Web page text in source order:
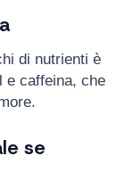
di nutrienti è
e caffeina, che
se